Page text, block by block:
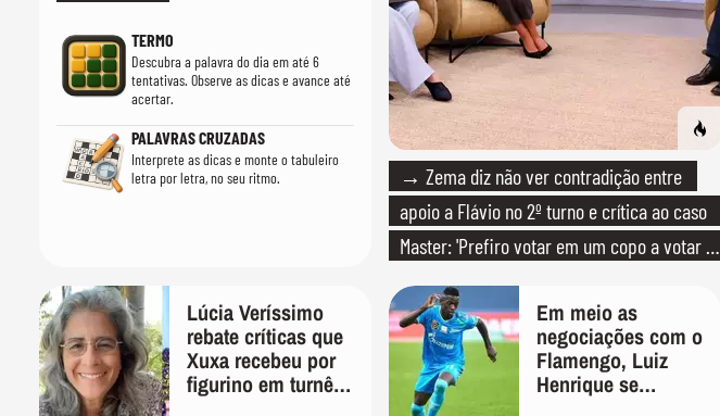
TERMO
Descubra a palavra do dia em até 6
tentativas. Observe as dicas e avance até
acertar.
PALAVRAS CRUZADAS
Interprete as dicas e monte o tabuleiro
letra por letra, no seu ritmo.
→ Zema diz não ver contradição entre
apoio a Flávio no 2º turno e crítica ao caso
Master: 'Prefiro votar em um copo a votar no
PT'
Lúcia Veríssimo
rebate críticas que
Xuxa recebeu por
figurino em turnê:
Em meio as
negociações com o
Flamengo, Luiz
Henrique se